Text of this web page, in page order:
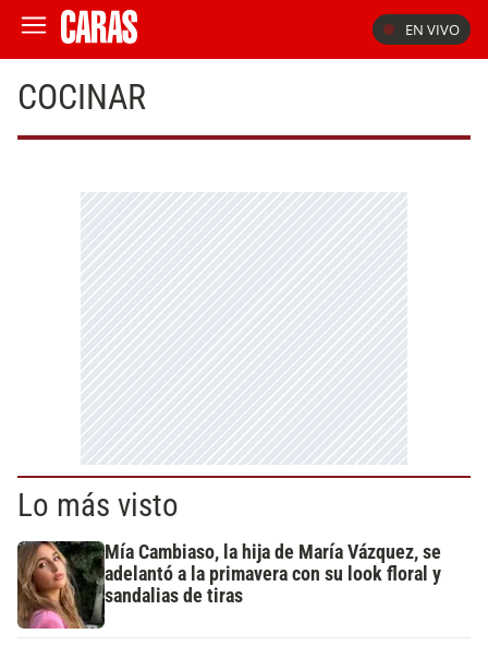
EN VIVO
COCINAR
Lo más visto
Mía Cambiaso, la hija de María Vázquez, se
adelantó a la primavera con su look floral y
sandalias de tiras